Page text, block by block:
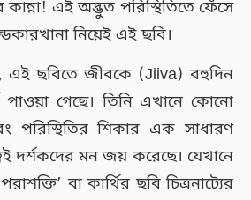
এই অদ্ভুত পরিস্থিতিতে ফেঁসে
নিয়েই এই ছবি।
এই ছবিতে জীবকে (Jiiva) বহুদিন
পাওয়া গেছে। তিনি এখানে কোনো
পরিস্থিতির শিকার এক সাধারণ
দর্শকদের মন জয় করেছে। যেখানে
বা কার্থির ছবি চিত্রনাট্যের